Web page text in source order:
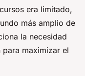
era limitado,
más amplio de
la necesidad
para maximizar el